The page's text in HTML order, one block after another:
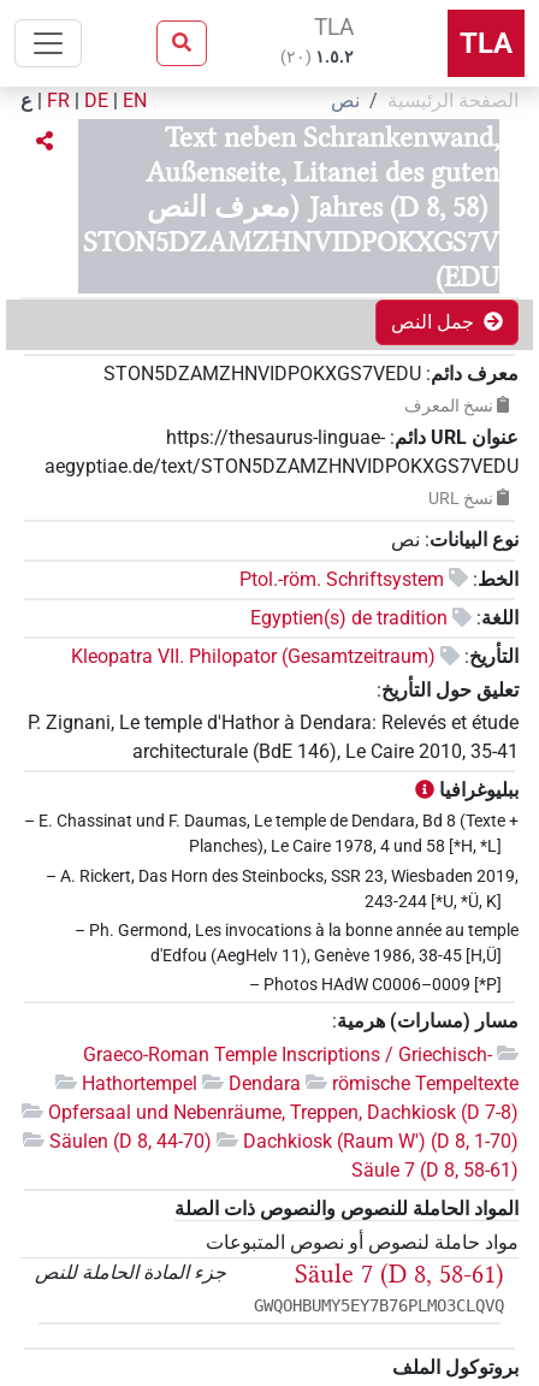
TLA
TLA
۱.٥.٢ (٢٠)
الصفحة الرئيسية نص EN
|
DE
|
FR
| ع
Text neben Schrankenwand,
Außenseite, Litanei des guten
Jahres (D 8, 58) (معرف النص
STON5DZAMZHNVIDPOKXGS7V
EDU)
جمل النص
معرف دائم:
STON5DZAMZHNVIDPOKXGS7VEDU
نسخ المعرف
عنوان‏ ‏URL‏ دائم :
https://thesaurus-linguae-
aegyptiae.de/text/STON5DZAMZHNVIDPOKXGS7VEDU
نسخ‏ ‏URL
نوع البيانات: نص
الخط:
Ptol.-röm. Schriftsystem
اللغة:
Egyptien(s) de tradition
التأريخ:
Kleopatra VII. Philopator (Gesamtzeitraum)
تعليق حول التأريخ:
P. Zignani, Le temple d'Hathor à Dendara: Relevés et étude
architecturale (BdE 146), Le Caire 2010, 35-41
ببليوغرافيا
– E. Chassinat und F. Daumas, Le temple de Dendara, Bd 8 (Texte +
Planches), Le Caire 1978, 4 und 58 [*H, *L]
– A. Rickert, Das Horn des Steinbocks, SSR 23, Wiesbaden 2019,
243-244 [*U, *Ü, K]
– Ph. Germond, Les invocations à la bonne année au temple
d'Edfou (AegHelv 11), Genève 1986, 38-45 [H,Ü]
– Photos HAdW C0006–0009 [*P]
مسار (مسارات) هرمية:
Graeco-Roman Temple Inscriptions / Griechisch-
römische Tempeltexte
Dendara
Hathortempel
Opfersaal und Nebenräume, Treppen, Dachkiosk (D 7-8)
Dachkiosk (Raum W') (D 8, 1-70)
Säulen (D 8, 44-70)
Säule 7 (D 8, 58-61)
المواد الحاملة للنصوص والنصوص ذات الصلة
مواد حاملة لنصوص أو نصوص المتبوعات
جزء المادة الحاملة للنص
Säule 7 (D 8, 58-61)
GWQOHBUMY5EY7B76PLMO3CLQVQ
بروتوكول الملف